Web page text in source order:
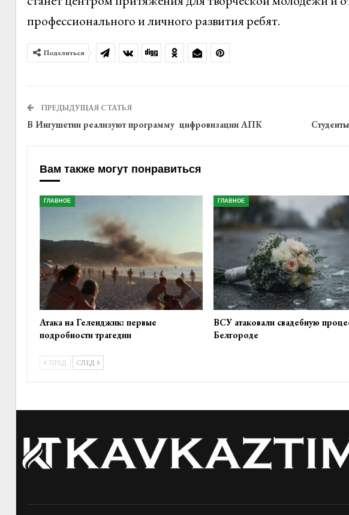
профессионального и личного развития ребят.
Поделиться
ПРЕДЫДУЩАЯ СТАТЬЯ
В Ингушетии реализуют программу цифровизации АПК
Вам также могут понравиться
ГЛАВНОЕ
Атака на Геленджик: первые
подробности трагедии
ГЛАВНОЕ
ВСУ атаковали свадебную
Белгороде
ПРЕД СЛЕД